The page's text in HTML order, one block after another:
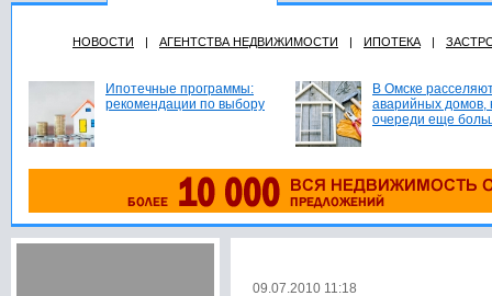
НОВОСТИ | АГЕНТСТВА НЕДВИЖИМОСТИ | ИПОТЕКА |
Ипотечные программы:
рекомендации по выбору
В Омске
аварийных домов,
очереди еще
09.07.2010 11:18